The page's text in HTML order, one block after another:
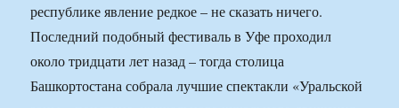
республике явление редкое – не сказать ничего.
Последний подобный фестиваль в Уфе проходил
около тридцати лет назад – тогда столица
Башкортостана собрала лучшие спектакли «Уральской